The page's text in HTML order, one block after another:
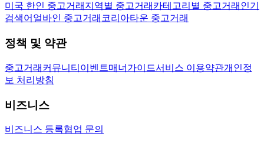
미국 한인 중고거래 지역별 중고거래 카테고리별 중고거래 인기
검색어 얼바인 중고거래 코리아타운 중고거래
정책 및 약관
중고거래 커뮤니티 이벤트매너가이드서비스 이용약관개인정
보 처리방침
비즈니스
비즈니스 등록협업 문의